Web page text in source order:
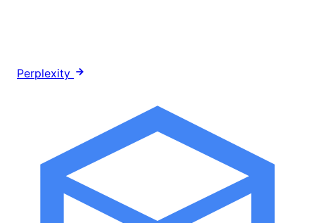
Perplexity